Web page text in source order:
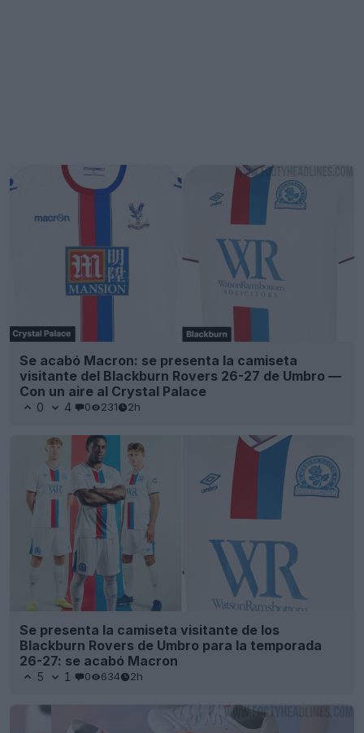
Se acabó Macron: se presenta la camiseta
visitante del Blackburn Rovers 26-27 de Umbro —
Con un aire al Crystal Palace
0 4 0 231 2h
Se presenta la camiseta visitante de los
Blackburn Rovers de Umbro para la temporada
26-27: se acabó Macron
5 1 0 634 2h